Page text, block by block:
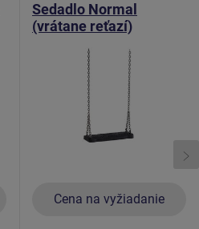
Sedadlo Normal
(vrátane reťazí)
Cena na vyžiadanie